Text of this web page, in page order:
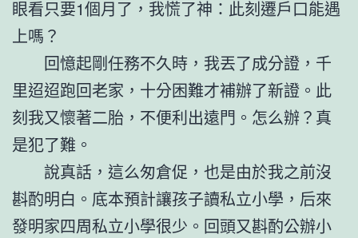
眼看只要1個月了，我慌了神：此刻遷戶口能遇
上嗎？
回憶起剛任務不久時，我丟了成分證，千
里迢迢跑回老家，十分困難才補辦了新證。此
刻我又懷著二胎，不便利出遠門。怎么辦？真
是犯了難。
說真話，這么匆倉促，也是由於我之前沒
斟酌明白。底本預計讓孩子讀私立小學，后來
發明家四周私立小學很少。回頭又斟酌公辦小